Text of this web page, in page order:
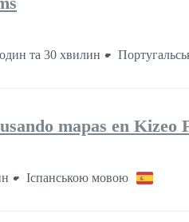
та 30 хвилин
mapas en Kizeo
Іспанською мовою